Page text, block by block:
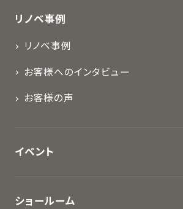
リノベ事例
リノベ事例
お客様へのインタビュー
お客様の声
イベント
ショールーム